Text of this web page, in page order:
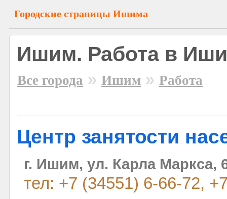
Городские страницы Ишима
Ишим. Работа в
Все города » Ишим » Работа
Центр занятости
г. Ишим, ул. Карла Маркса,
тел: +7 (34551) 6-66-72,